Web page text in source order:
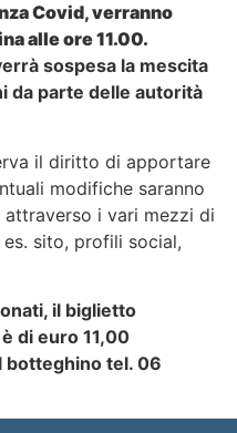
Covid, verranno
alle ore 11.00.
sospesa la mescita
da parte delle autorità
il diritto di apportare
modifiche saranno
i vari mezzi di
sito, profili social,
il biglietto
di euro 11,00
botteghino tel. 06